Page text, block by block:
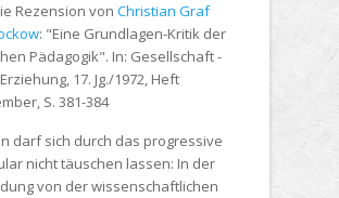
Rezension von Christian Graf
: "Eine Grundlagen-Kritik der
Pädagogik". In: Gesellschaft -
17. Jg./1972, Heft
S. 381-384
darf sich durch das progressive
nicht täuschen lassen: In der
von der wissenschaftlichen